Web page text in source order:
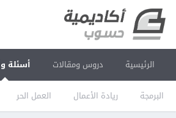
الرئيسية دروس ومقالات أسئلة
البرمجة ريادة الأعمال العمل الحر